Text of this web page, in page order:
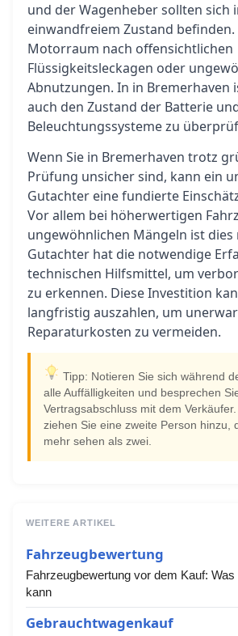
und der Wagenheber sollten sich
einwandfreiem Zustand befinden.
Motorraum nach offensichtlichen
Flüssigkeitsleckagen oder
Abnutzungen. In in Bremerhaven
auch den Zustand der Batterie
Beleuchtungssysteme zu
Wenn Sie in Bremerhaven trotz
Prüfung unsicher sind, kann ein
Gutachter eine fundierte
Vor allem bei höherwertigen
ungewöhnlichen Mängeln ist dies
Gutachter hat die notwendige
technischen Hilfsmittel, um
zu erkennen. Diese Investition
langfristig auszahlen, um
Reparaturkosten zu vermeiden.
Tipp: Notieren Sie sich während
alle Auffälligkeiten und besprechen
Vertragsabschluss mit dem
ziehen Sie eine zweite Person hinzu,
mehr sehen als zwei.
WEITERE ARTIKEL
Fahrzeugbewertung
Fahrzeugbewertung vor dem Kauf:
kann
Gebrauchtwagenkauf